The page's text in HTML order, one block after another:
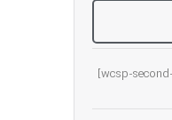
حدود قیمت جهانی: [wcsp-second-price]